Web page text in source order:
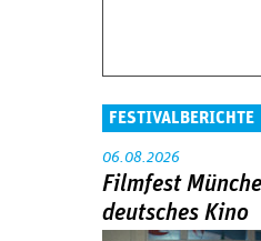
FESTIVALBERICHTE
06.08.2026
Filmfest
deutsches Kino